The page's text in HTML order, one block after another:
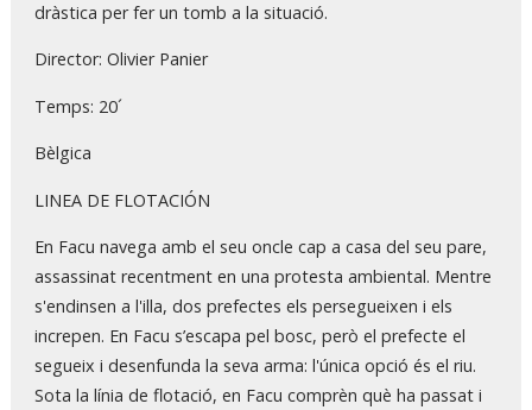
dràstica per fer un tomb a la situació.
Director: Olivier Panier
Temps: 20´
Bèlgica
LINEA DE FLOTACIÓN
En Facu navega amb el seu oncle cap a casa del seu pare,
assassinat recentment en una protesta ambiental. Mentre
s'endinsen a l'illa, dos prefectes els persegueixen i els
increpen. En Facu s’escapa pel bosc, però el prefecte el
segueix i desenfunda la seva arma: l'única opció és el riu.
Sota la línia de flotació, en Facu comprèn què ha passat i